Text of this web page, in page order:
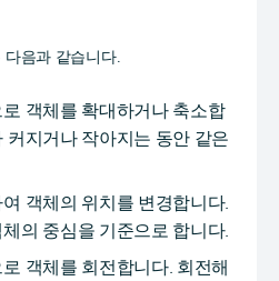
다음과 같습니다.
객체를 확대하거나 축소합
커지거나 작아지는 동안 같은
객체의 위치를 변경합니다.
의 중심을 기준으로 합니다.
객체를 회전합니다. 회전해